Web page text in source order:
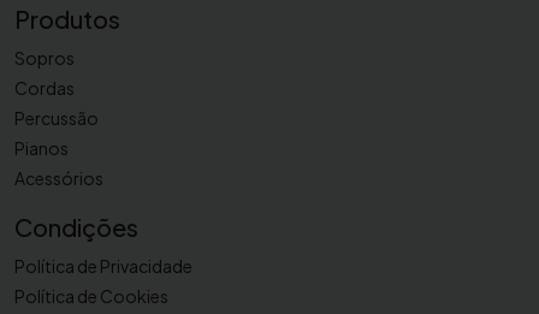
Produtos
Sopros
Cordas
Percussão
Pianos
Acessórios
Condições
Política de Privacidade
Política de Cookies